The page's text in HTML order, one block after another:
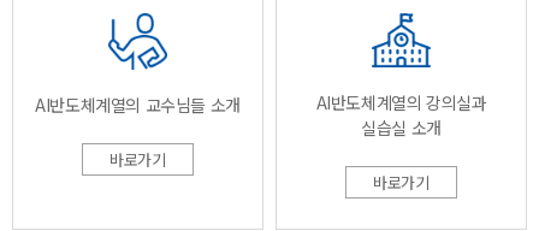
AI반도체계열의 교수님들 소개
바로가기
AI반도체계열의 강의실과
실습실 소개
바로가기